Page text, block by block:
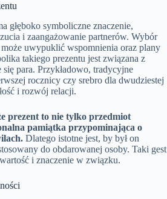
głęboko symboliczne znaczenie,
i zaangażowanie partnerów. Wybór
uwypuklić wspomnienia oraz plany
takiego prezentu jest związana z
para. Przykładowo, tradycyjne
rocznicy czy srebro dla dwudziestej
i rozwój relacji.
prezent to nie tylko przedmiot
pamiątka przypominająca o
Dlatego istotne jest, by był on
do obdarowanej osoby. Taki gest
i znaczenie w związku.